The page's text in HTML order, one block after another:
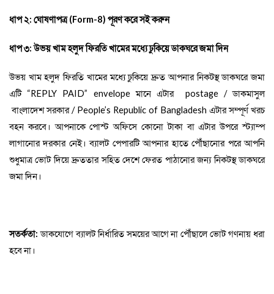
ধাপ ২: ঘোষণাপত্র(Form-8) পূরণ করে সই করুন
ধাপ ৩: উভয় খাম হলুদ ফিরতি খামের মধ্যে ঢুকিয়ে ডাকঘরে জমা দিন
উভয় খাম হলুদ ফিরতি খামের মধ্যে ঢুকিয়ে দ্রুত আপনার নিকটস্থ ডাকঘরে জমা
এটি “REPLY PAID” envelopeমানে এটার postage/ডাকমাসুল
বাংলাদেশ সরকার / People’s Republic of Bangladesh এটার সম্পূর্ণ খরচ
বহন করবে। আপনাকে পোস্ট অফিসে কোনো টাকা বা এটার উপরে স্ট্যাম্প
লাগানোর দরকার নেই। ব্যালট পেপারটি আপনার হাতে পৌঁছানোর পরে আপনি
শুধুমাত্র ভোট দিয়ে দ্রুততার সহিত দেশে ফেরত পাঠানোর জন্য নিকটস্থ ডাকঘরে
জমা দিন।
সতর্কতা: ডাকযোগে ব্যালট নির্ধারিত সময়ের আগে না পৌঁছালে ভোট গণনায় ধরা
হবে না ।